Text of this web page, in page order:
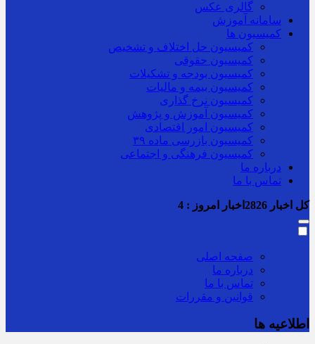
گالری عکس
سامانه آموزش
کمیسیون ها
کمیسیون حل اختلاف و تشخیص
کمیسیون حقوقی
کمیسیون بودجه و تشکیلات
کمیسیون بیمه و مالیات
کمیسیون نرخ گذاری
کمیسیون آموزش و پژوهش
کمیسیون امور اقتصادی
کمیسیون بازرسی ماده ۳۹
کمیسیون فرهنگی و اجتماعی
درباره ما
تماس با ما
کل اخبار اخبار امروز : 4
صفحه اصلی
درباره ما
تماس با ما
قوانین و مقررات
اطلاعیه ها